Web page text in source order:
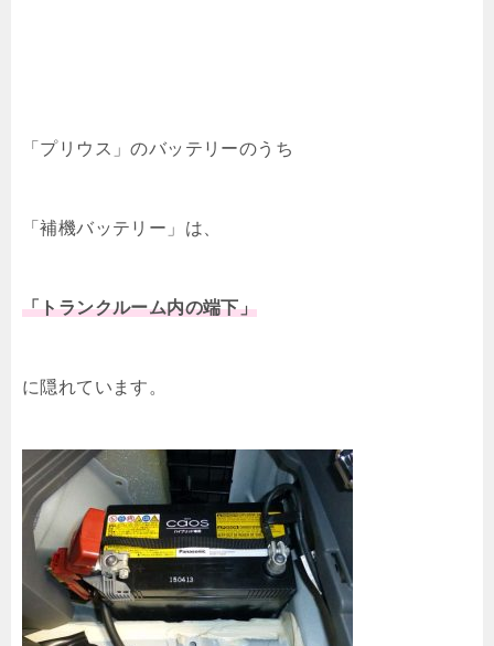
「プリウス」のバッテリーのうち
「補機バッテリー」は、
「トランクルーム内の端下」
に隠れています。